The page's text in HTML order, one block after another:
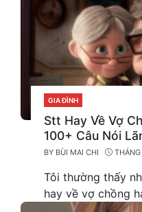
CATEGORIES
GIA ĐÌNH
Stt Hay Về Vợ
100+ Câu Nói
Ý Nghĩa
BY BÙI MAI CHI
Tôi thường thấy
hay về vợ chồng